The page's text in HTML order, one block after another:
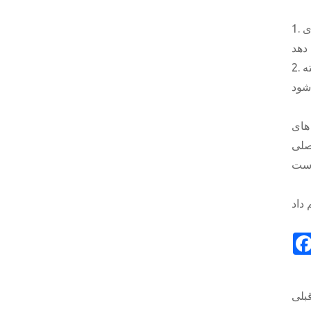
1. با استفاده از مناسب ترین تیغه اره می تواند بیشترین ارزش را برای مشتریان بدست آورد ، بنابراین هزینه تولید را پس انداز می کند ، به جای
2. انتخاب تیغه اره راست همچنین هزینه پنهان تطبیق از دست دادن دستگاه و صرفه جویی در مصرف برق را کاهش می دهد. غالباً نادیده گرفته